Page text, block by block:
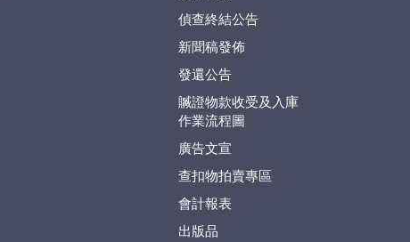
偵查終結公告
新聞稿發佈
發還公告
贓證物款收受及入庫
作業流程圖
廣告文宣
查扣物拍賣專區
會計報表
出版品